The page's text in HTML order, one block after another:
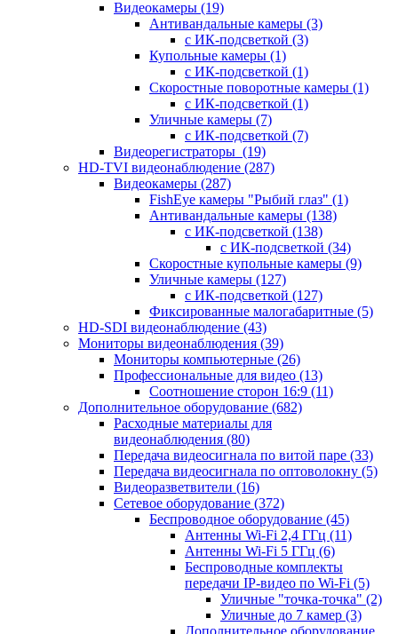
Видеокамеры (19)
Антивандальные камеры (3)
с ИК-подсветкой (3)
Купольные камеры (1)
с ИК-подсветкой (1)
Скоростные поворотные камеры (1)
с ИК-подсветкой (1)
Уличные камеры (7)
с ИК-подсветкой (7)
Видеорегистраторы (19)
HD-TVI видеонаблюдение (287)
Видеокамеры (287)
FishEye камеры "Рыбий глаз" (1)
Антивандальные камеры (138)
с ИК-подсветкой (138)
с ИК-подсветкой (34)
Скоростные купольные камеры (9)
Уличные камеры (127)
с ИК-подсветкой (127)
Фиксированные малогабаритные (5)
HD-SDI видеонаблюдение (43)
Мониторы видеонаблюдения (39)
Мониторы компьютерные (26)
Профессиональные для видео (13)
Соотношение сторон 16:9 (11)
Дополнительное оборудование (682)
Расходные материалы для
видеонаблюдения (80)
Передача видеосигнала по витой паре (33)
Передача видеосигнала по оптоволокну (5)
Видеоразветвители (16)
Сетевое оборудование (372)
Беспроводное оборудование (45)
Антенны Wi-Fi 2,4 ГГц (11)
Антенны Wi-Fi 5 ГГц (6)
Беспроводные комплекты
передачи IP-видео по Wi-Fi (5)
Уличные "точка-точка" (2)
Уличные до 7 камер (3)
Дополнительное оборудование